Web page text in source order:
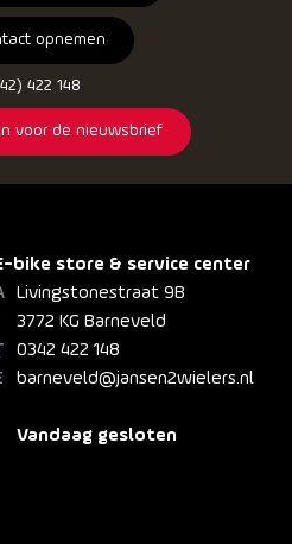
opnemen
422 148
voor de nieuwsbrief
bike store & service center
Livingstonestraat 9B
3772 KG Barneveld
0342 422 148
barneveld@jansen2wielers.nl
Vandaag gesloten